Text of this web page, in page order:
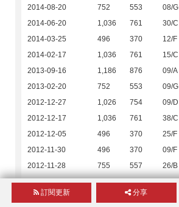
2014-08-20 752 553 08/G
2014-06-20 1,036 761 30/C
2014-03-25 496 370 12/F
2014-02-17 1,036 761 15/C
2013-09-16 1,186 876 09/A
2013-02-20 752 553 09/G
2012-12-27 1,026 754 09/D
2012-12-17 1,036 761 38/C
2012-12-05 496 370 25/F
2012-11-30 496 370 09/F
2012-11-28 755 557 26/B
2012-11-05 1,423 1,067 50/C
2012-10-26 761
訂閱更新 分享